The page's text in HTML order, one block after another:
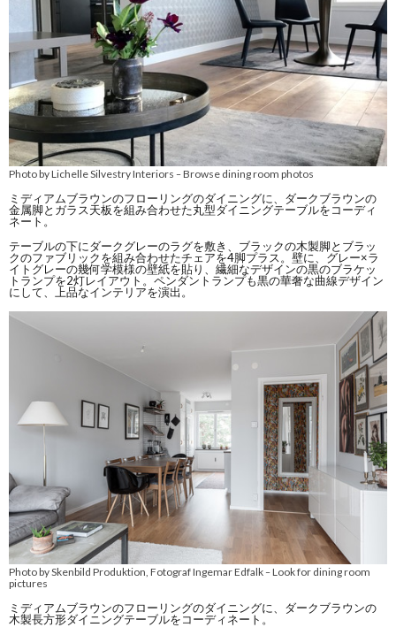
Photo by Lichelle Silvestry Interiors –Browse dining room photos
ミディアムブラウンのフローリングのダイニングに、ダークブラウンの
金属脚とガラス天板を組み合わせた丸型ダイニングテーブルをコーディ
ネート。
テーブルの下にダークグレーのラグを敷き、ブラックの木製脚とブラッ
クのファブリックを組み合わせたチェアを4脚プラス。壁に、グレー×ラ
イトグレーの幾何学模様の壁紙を貼り、繊細なデザインの黒のブラケッ
トランプを2灯レイアウト。ペンダントランプも黒の華奢な曲線デザイン
にして、上品なインテリアを演出。
Photo by Skenbild Produktion, Fotograf Ingemar Edfalk–Look for dining room
pictures
ミディアムブラウンのフローリングのダイニングに、ダークブラウンの
木製長方形ダイニングテーブルをコーディネート。